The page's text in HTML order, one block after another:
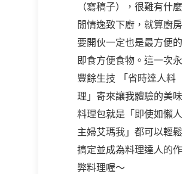
（寫稿子），很難有什麼
閒情逸致下廚，就算廚房
要開伙一定也是最方便的
即食方便食物。這一次永
豐餘生技 「省時達人料
理」寄來讓我體驗的美味
料理包就是「即使如懶人
主婦艾瑪我」都可以輕鬆
搞定並成為料理達人的作
弊料理喔～